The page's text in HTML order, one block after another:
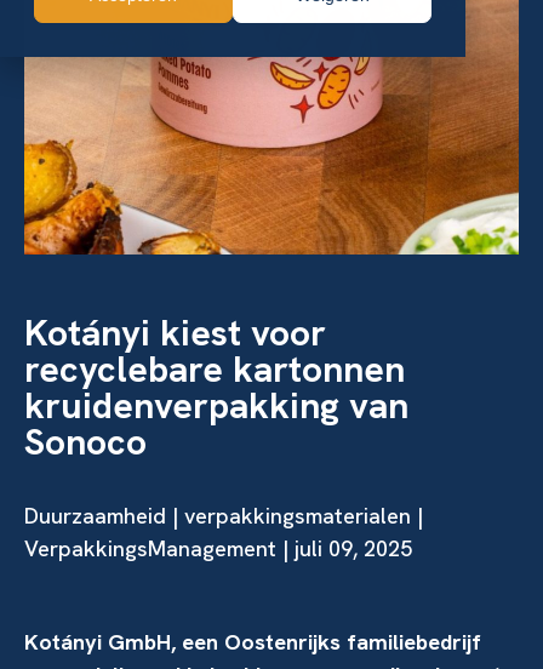
Kotányi kiest voor
recyclebare kartonnen
kruidenverpakking van
Sonoco
Duurzaamheid | verpakkingsmaterialen |
VerpakkingsManagement | juli 09, 2025
Kotányi GmbH, een Oostenrijks familiebedrijf